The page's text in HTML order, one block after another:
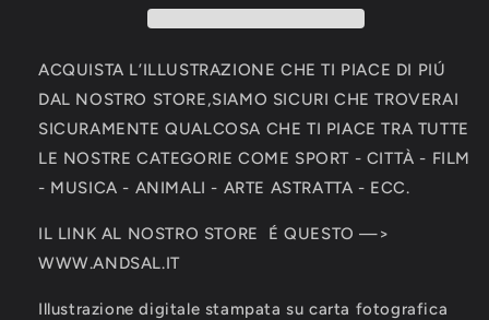
ACQUISTA L’ILLUSTRAZIONE CHE TI PIACE DI PIÚ
DAL NOSTRO STORE,SIAMO SICURI CHE TROVERAI
SICURAMENTE QUALCOSA CHE TI PIACE TRA TUTTE
LE NOSTRE CATEGORIE COME SPORT - CITTÀ - FILM
- MUSICA - ANIMALI - ARTE ASTRATTA - ECC.
IL LINK AL NOSTRO STORE É QUESTO —>
WWW.ANDSAL.IT
Illustrazione digitale stampata su carta fotografica